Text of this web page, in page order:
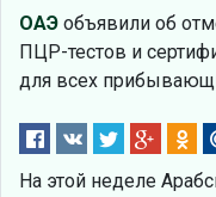
ОАЭ объявили об
ПЦР-тестов и
для всех
На этой неделе